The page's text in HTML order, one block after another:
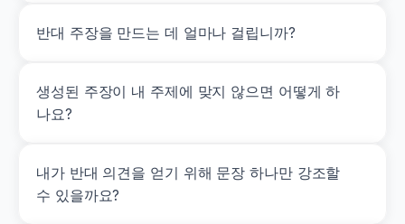
반대 주장을 만드는 데 얼마나 걸립니까?
생성된 주장이 내 주제에 맞지 않으면 어떻게 하
나요?
내가 반대 의견을 얻기 위해 문장 하나만 강조할
수 있을까요?